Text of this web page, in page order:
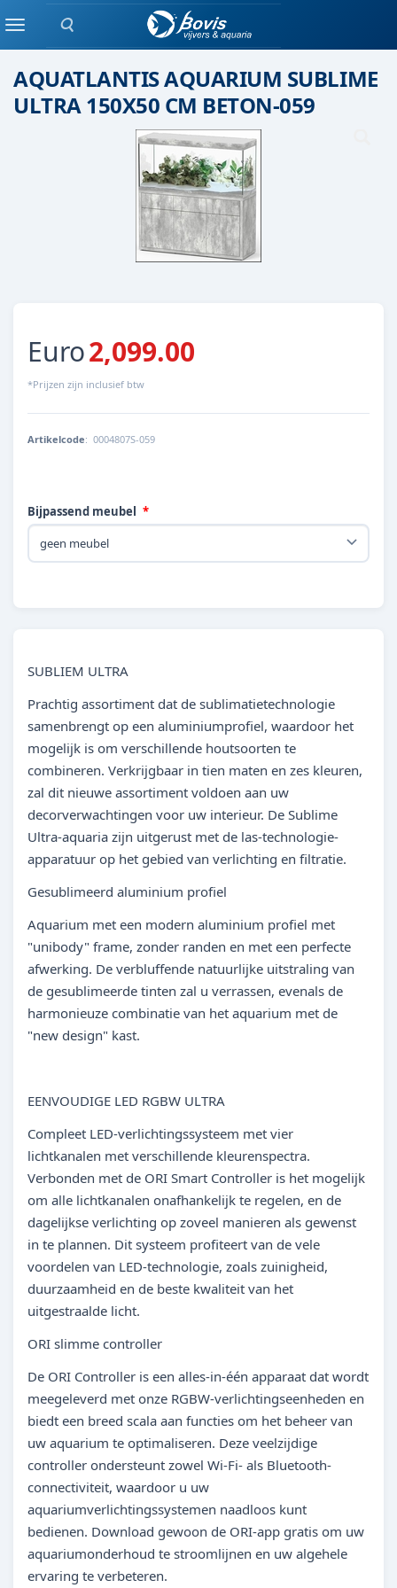
Zoeken
MenuAquatlantis
AQUATLANTIS AQUARIUM SUBLIME
ULTRA 150X50 CM BETON-059
Euro2,099.00
*Prijzen zijn inclusief btw
Artikelcode: 0004807S-059
Bijpassend meubel
SUBLIEM ULTRA
Prachtig assortiment dat de sublimatietechnologie
samenbrengt op een aluminiumprofiel, waardoor het
mogelijk is om verschillende houtsoorten te
combineren. Verkrijgbaar in tien maten en zes kleuren,
zal dit nieuwe assortiment voldoen aan uw
decorverwachtingen voor uw interieur. De Sublime
Ultra-aquaria zijn uitgerust met de las-technologie-
apparatuur op het gebied van verlichting en filtratie.
Gesublimeerd aluminium profiel
Aquarium met een modern aluminium profiel met
"unibody" frame, zonder randen en met een perfecte
afwerking. De verbluffende natuurlijke uitstraling van
de gesublimeerde tinten zal u verrassen, evenals de
harmonieuze combinatie van het aquarium met de
"new design" kast.
EENVOUDIGE LED RGBW ULTRA
Compleet LED-verlichtingssysteem met vier
lichtkanalen met verschillende kleurenspectra.
Verbonden met de ORI Smart Controller is het mogelijk
om alle lichtkanalen onafhankelijk te regelen, en de
dagelijkse verlichting op zoveel manieren als gewenst
in te plannen. Dit systeem profiteert van de vele
voordelen van LED-technologie, zoals zuinigheid,
duurzaamheid en de beste kwaliteit van het
uitgestraalde licht.
ORI slimme controller
De ORI Controller is een alles-in-één apparaat dat wordt
meegeleverd met onze RGBW-verlichtingseenheden en
biedt een breed scala aan functies om het beheer van
uw aquarium te optimaliseren. Deze veelzijdige
controller ondersteunt zowel Wi-Fi- als Bluetooth-
connectiviteit, waardoor u uw
aquariumverlichtingssystemen naadloos kunt
bedienen. Download gewoon de ORI-app gratis om uw
aquariumonderhoud te stroomlijnen en uw algehele
ervaring te verbeteren.